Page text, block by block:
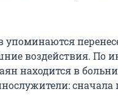
воздействия. По
находится в
сначала